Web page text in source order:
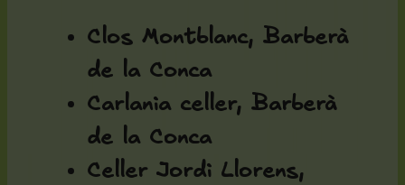
Clos Montblanc, Barberà
de la Conca
Carlania celler, Barberà
de la Conca
Celler Jordi Llorens,